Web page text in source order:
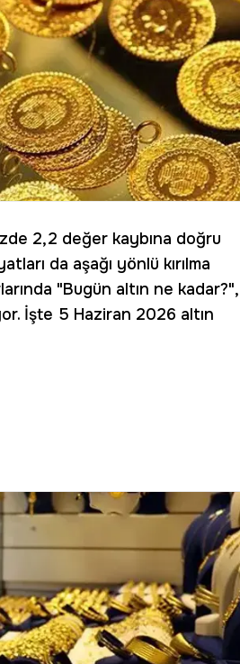
2,2 değer kaybına doğru
da aşağı yönlü kırılma
"Bugün altın ne kadar?",
İşte 5 Haziran 2026 altın